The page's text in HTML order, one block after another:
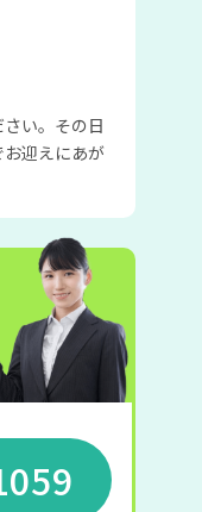
い。その日
迎えにあが